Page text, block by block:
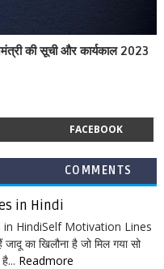
की सूची और कार्यकाल 2023
FACEBOOK
COMMENTS
in Hindi
HindiSelf Motivation Lines
का खिलौना है जो मिल गया सो
Readmore